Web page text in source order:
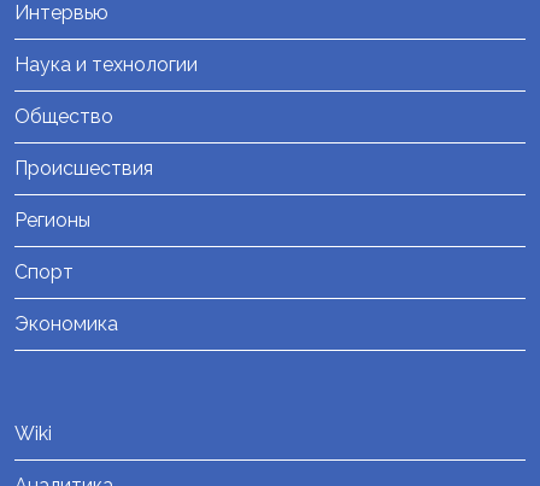
Интервью
Наука и технологии
Общество
Происшествия
Регионы
Спорт
Экономика
Wiki